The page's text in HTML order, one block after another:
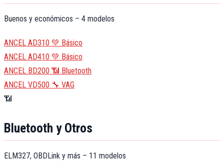
Buenos y económicos – 4 modelos
ANCEL AD310 💚 Básico
ANCEL AD410 💚 Básico
ANCEL BD200 📶 Bluetooth
ANCEL VD500 🔧 VAG
📶
Bluetooth y Otros
ELM327, OBDLink y más – 11 modelos